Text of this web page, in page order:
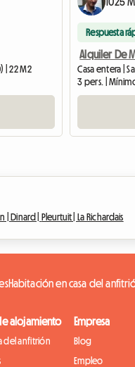
| 22 M2
Respuesta
Casa entera |
3 pers. |
|Dinard | Pleurtuit |La Richardais
Habitación en casa del
alojamiento
del anfitrión
Empresa
Blog
Empleo